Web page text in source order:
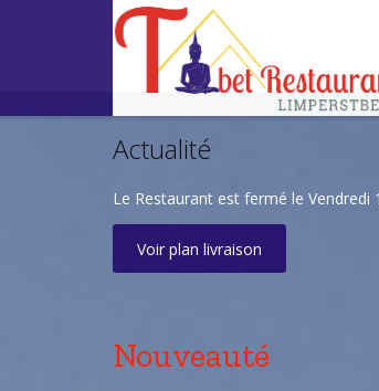
Actualité
Le Restaurant est fermé le
Voir plan livraison
Nouveauté